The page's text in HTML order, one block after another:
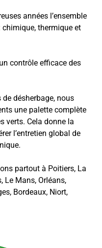
années l’ensemble
chimique, thermique et
contrôle efficace des
désherbage, nous
une palette complète
verts. Cela donne la
l’entretien global de
partout à Poitiers, La
Le Mans, Orléans,
Bordeaux, Niort,